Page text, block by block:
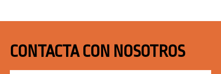
CONTACTA CON NOSOTROS